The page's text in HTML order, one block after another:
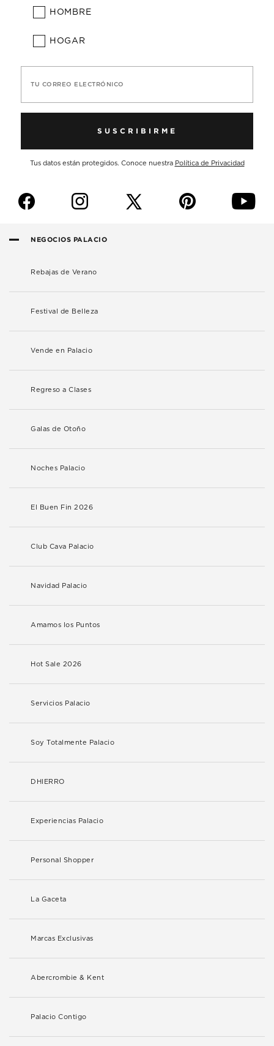
HOMBRE
HOGAR
TU CORREO ELECTRÓNICO
SUSCRIBIRME
Tus datos están protegidos. Conoce nuestra Política de Privacidad
f i p y
NEGOCIOS PALACIO
Rebajas de Verano
Festival de Belleza
Vende en Palacio
Regreso a Clases
Galas de Otoño
Noches Palacio
El Buen Fin 2026
Club Cava Palacio
Navidad Palacio
Amamos los Puntos
Hot Sale 2026
Servicios Palacio
Soy Totalmente Palacio
DHIERRO
Experiencias Palacio
Personal Shopper
La Gaceta
Marcas Exclusivas
Abercrombie & Kent
Palacio Contigo